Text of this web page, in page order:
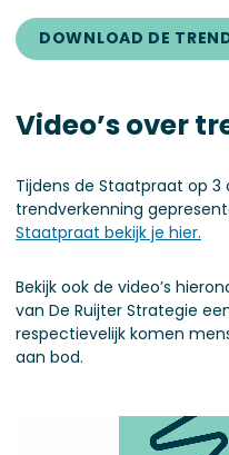
DOWNLOAD DE
Video’s over
Tijdens de Staatpraat op 3
trendverkenning
Staatpraat bekijk je hier.
Bekijk ook de video’s
van De Ruijter Strategie
respectievelijk komen
aan bod.